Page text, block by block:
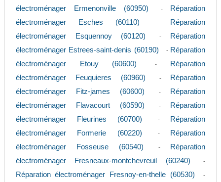
électroménager Ermenonville (60950)
-
Réparation
électroménager Esches (60110)
-
Réparation
électroménager Esquennoy (60120)
-
Réparation
électroménager Estrees-saint-denis (60190)
- Réparation
électroménager Etouy (60600)
-
Réparation
électroménager Feuquieres (60960)
-
Réparation
électroménager Fitz-james (60600)
-
Réparation
électroménager Flavacourt (60590)
-
Réparation
électroménager Fleurines (60700)
-
Réparation
électroménager Formerie (60220)
-
Réparation
électroménager Fosseuse (60540)
-
Réparation
électroménager Fresneaux-montchevreuil (60240)
-
Réparation électroménager Fresnoy-en-thelle (60530) -